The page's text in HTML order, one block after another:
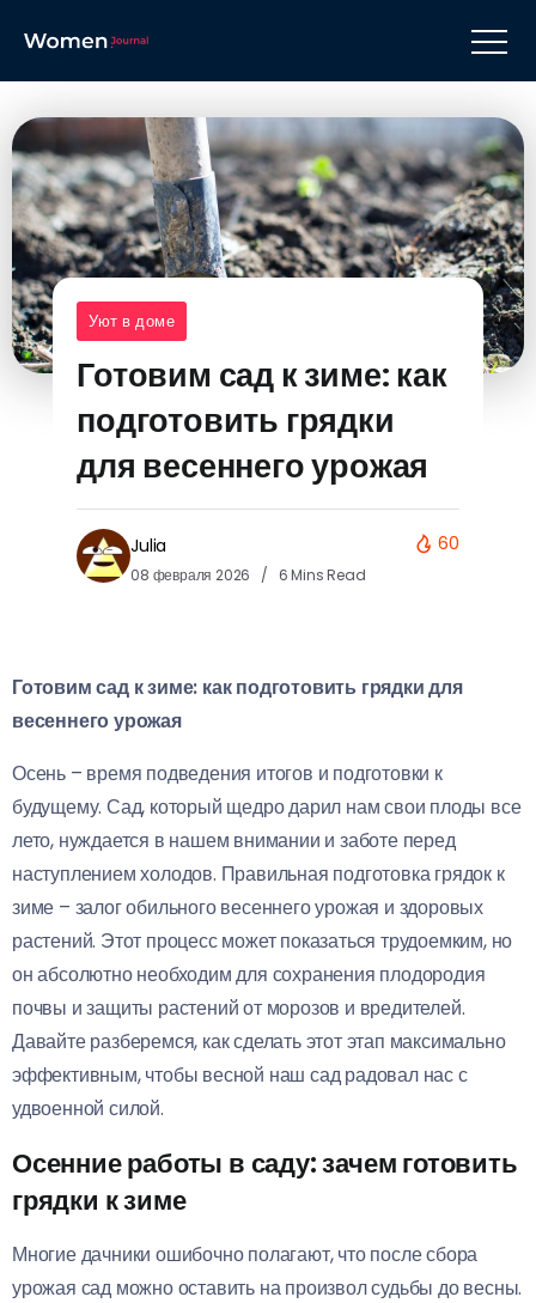
Уют в доме
Готовим сад к зиме: как
подготовить грядки
для весеннего урожая
Julia
08 февраля 2026 6 Mins Read
60
Готовим сад к зиме: как подготовить грядки для
весеннего урожая
Осень – время подведения итогов и подготовки к
будущему. Сад, который щедро дарил нам свои плоды все
лето, нуждается в нашем внимании и заботе перед
наступлением холодов. Правильная подготовка грядок к
зиме – залог обильного весеннего урожая и здоровых
растений. Этот процесс может показаться трудоемким, но
он абсолютно необходим для сохранения плодородия
почвы и защиты растений от морозов и вредителей.
Давайте разберемся, как сделать этот этап максимально
эффективным, чтобы весной наш сад радовал нас с
удвоенной силой.
Осенние работы в саду: зачем готовить
грядки к зиме
Многие дачники ошибочно полагают, что после сбора
урожая сад можно оставить на произвол судьбы до весны.